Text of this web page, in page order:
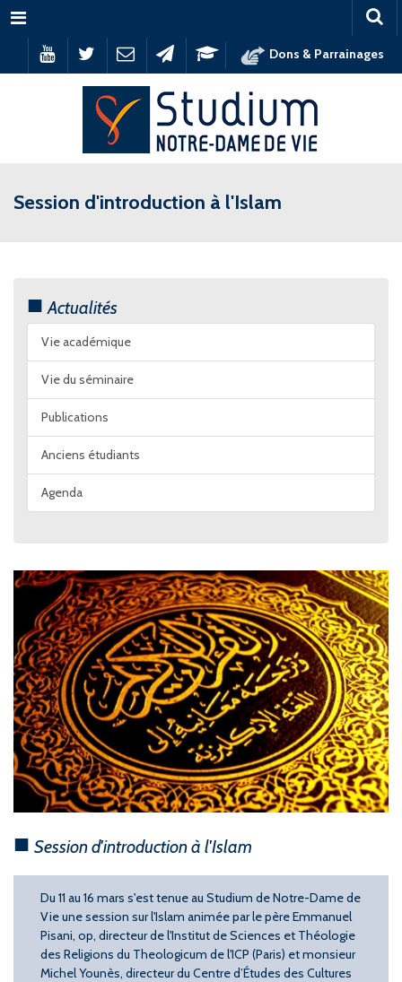
Menu
Dons & Parrainages
Session d'introduction à l'Islam
Actualités
Vie académique
Vie du séminaire
Publications
Anciens étudiants
Agenda
Session d'introduction à l'Islam
Du 11 au 16 mars s'est tenue au Studium de Notre-Dame de
Vie une session sur l'Islam animée par le père Emmanuel
Pisani, op, directeur de l'Institut de Sciences et Théologie
des Religions du Theologicum de l'ICP (Paris) et monsieur
Michel Younès, directeur du Centre d’Études des Cultures